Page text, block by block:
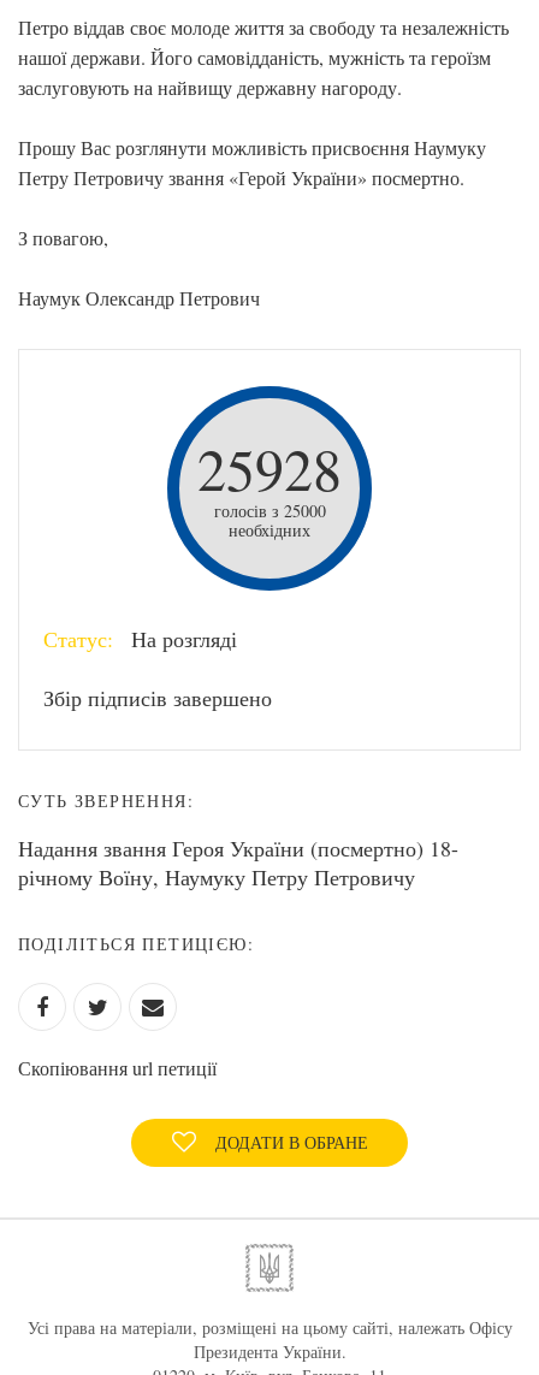
Петро віддав своє молоде життя за свободу та незалежність
нашої держави. Його самовідданість, мужність та героїзм
заслуговують на найвищу державну нагороду.
Прошу Вас розглянути можливість присвоєння Наумуку
Петру Петровичу звання «Герой України» посмертно.
З повагою,
Наумук Олександр Петрович
25928
голосів з 25000
необхідних
Статус: На розгляді
Збір підписів завершено
СУТЬ ЗВЕРНЕННЯ:
Надання звання Героя України (посмертно) 18-
річному Воїну, Наумуку Петру Петровичу
ПОДІЛІТЬСЯ ПЕТИЦІЄЮ:
Скопіювання url петиції
ДОДАТИ В ОБРАНЕ
Усі права на матеріали, розміщені на цьому сайті, належать Офісу
Президента України.